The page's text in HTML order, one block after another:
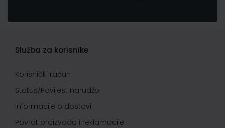
Služba za korisnike
Korisnički račun
Status/Povijest narudžbi
Informacije o dostavi
Povrat proizvoda i reklamacije